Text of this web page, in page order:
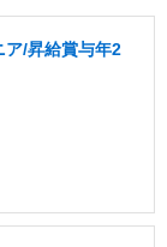
ア/昇給賞与年2